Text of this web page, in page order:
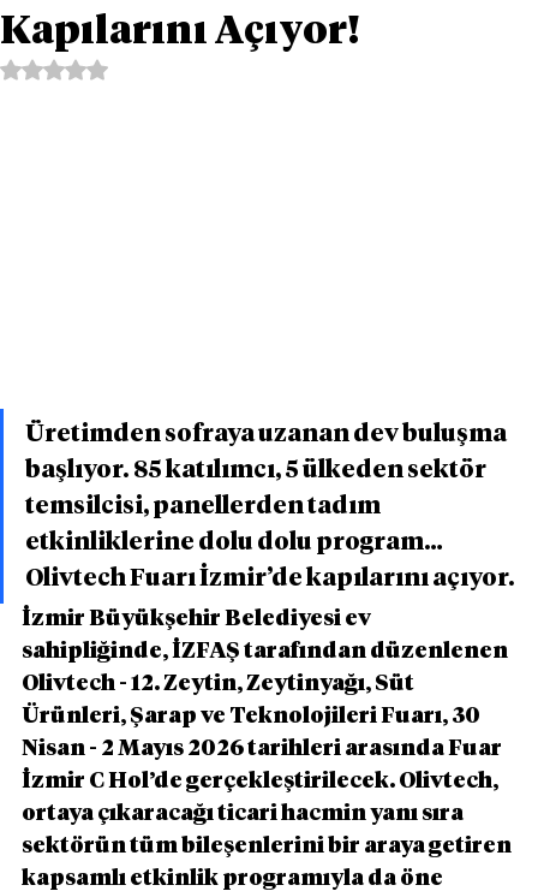
Kapılarını Açıyor!
5 üzerinden NaN yıldız
Üretimden sofraya uzanan dev buluşma
başlıyor. 85 katılımcı, 5 ülkeden sektör
temsilcisi, panellerden tadım
etkinliklerine dolu dolu program…
Olivtech Fuarı İzmir’de kapılarını açıyor.
İzmir Büyükşehir Belediyesi ev
sahipliğinde, İZFAŞ tarafından düzenlenen
Olivtech - 12. Zeytin, Zeytinyağı, Süt
Ürünleri, Şarap ve Teknolojileri Fuarı, 30
Nisan - 2 Mayıs 2026 tarihleri arasında Fuar
İzmir C Hol’de gerçekleştirilecek. Olivtech,
ortaya çıkaracağı ticari hacmin yanı sıra
sektörün tüm bileşenlerini bir araya getiren
kapsamlı etkinlik programıyla da öne